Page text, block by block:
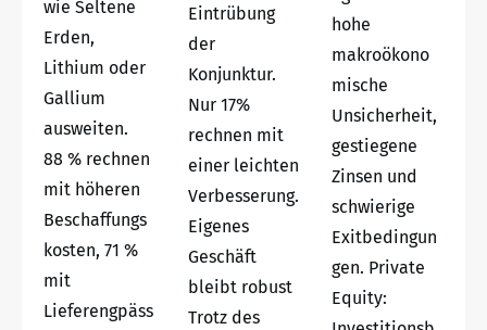
wie Seltene
Erden,
Lithium oder
Gallium
ausweiten.
88 % rechnen
mit höheren
Beschaffungs
kosten, 71 %
mit
Lieferengpäss
Eintrübung
der
Konjunktur.
Nur 17%
rechnen mit
einer leichten
Verbesserung.
Eigenes
Geschäft
bleibt robust
Trotz des
hohe
makroökono
mische
Unsicherheit,
gestiegene
Zinsen und
schwierige
Exitbedingun
gen. Private
Equity: